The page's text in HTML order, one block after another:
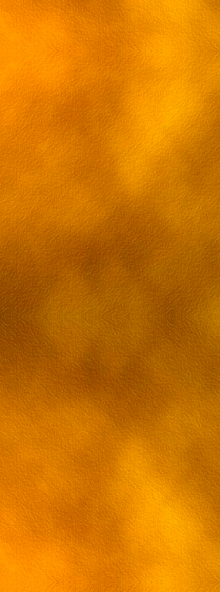
28 эпизод Грэй-мен
29 эпизод Грэй-мен
30 эпизод Грэй-мен
31 эпизод Грэй-мен
32 эпизод Грэй-мен
33 эпизод Грэй-мен
34 эпизод Грэй-мен
35 эпизод Грэй-мен
36 эпизод Грэй-мен
37 эпизод Грэй-мен
38 эпизод Грэй-мен
39 эпизод Грэй-мен
40 эпизод Грэй-мен
41 эпизод Грэй-мен
42 эпизод Грэй-мен
43 эпизод Грэй-мен
44 эпизод Грэй-мен
45 эпизод Грэй-мен
46 эпизод Грэй-мен
47 эпизод Грэй-мен
48 эпизод Грэй-мен
49 эпизод Грэй-мен